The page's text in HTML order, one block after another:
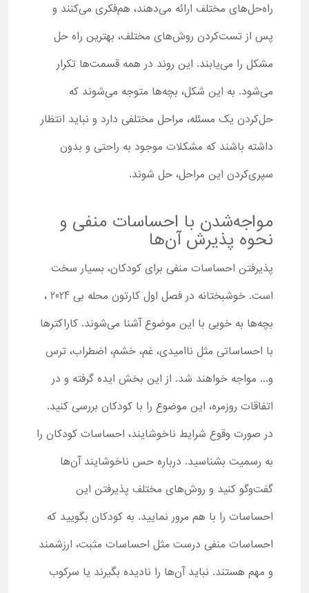
راه‌حل‌های مختلف ارائه می‌دهند، هم‌فکری می‌کنند و
پس از تست‌کردن روش‌های مختلف، بهترین راه حل
مشکل را می‌یابند. این روند در همه قسمت‌ها تکرار
می‌شود. به این شکل، بچه‌ها متوجه می‌شوند که
حل‌کردن یک مسئله، مراحل مختلفی دارد و نباید انتظار
داشته باشند که مشکلات موجود به‌ راحتی و بدون
سپری‌کردن این مراحل، حل شوند.
مواجه‌شدن با احساسات منفی و
نحوه پذیرش آن‌ها
پذیرفتن احساسات منفی برای کودکان، بسیار سخت
است. خوشبختانه در فصل اول کارتون محله بی 2024 ،
بچه‌ها به‌ خوبی با این موضوع آشنا می‌شوند. کاراکترها
با احساساتی مثل ناامیدی، غم، خشم، اضطراب، ترس
و... مواجه خواهند شد. از این بخش ایده گرفته و در
اتفاقات روزمره، این موضوع را با کودکان بررسی کنید.
در صورت وقوع شرایط ناخوشایند، احساسات کودکان را
به ‌رسمیت بشناسید. درباره حس ناخوشایند آن‌ها
گفت‌وگو کنید و روش‌های مختلف پذیرفتن این
احساسات را با هم مرور نمایید. به کودکان بگویید که
احساسات منفی درست مثل احساسات مثبت، ارزشمند
و مهم هستند. نباید آن‌ها را نادیده بگیرند یا سرکوب